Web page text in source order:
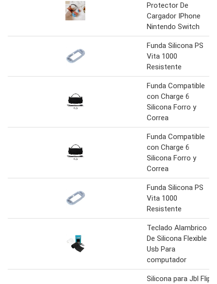
Protector De
Cargador IPhone
Nintendo Switch
Funda Silicona PS
Vita 1000
Resistente
Funda Compatible
con Charge 6
Silicona Forro y
Correa
Funda Compatible
con Charge 6
Silicona Forro y
Correa
Funda Silicona PS
Vita 1000
Resistente
Teclado Alambrico
De Silicona Flexible
Usb Para
computador
Silicona para Jbl Flip